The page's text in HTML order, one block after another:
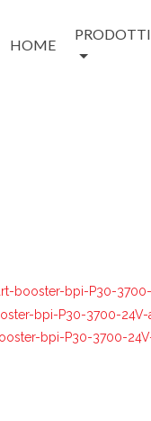
HOME
PRODOTTI